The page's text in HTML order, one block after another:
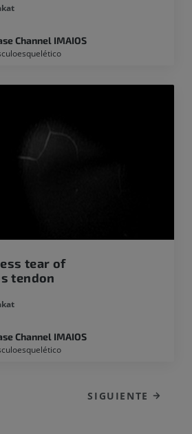
Channel IMAIOS
tear of
tendon
Channel IMAIOS
SIGUIENTE